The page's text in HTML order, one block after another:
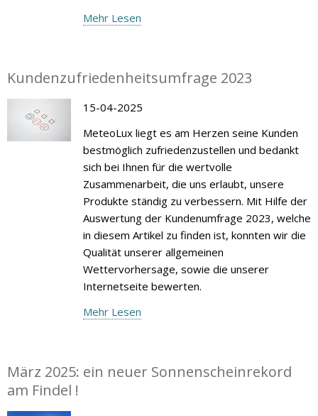
Mehr Lesen
Kundenzufriedenheitsumfrage 2023
15-04-2025
MeteoLux liegt es am Herzen seine Kunden
bestmöglich zufriedenzustellen und bedankt
sich bei Ihnen für die wertvolle
Zusammenarbeit, die uns erlaubt, unsere
Produkte ständig zu verbessern. Mit Hilfe der
Auswertung der Kundenumfrage 2023, welche
in diesem Artikel zu finden ist, konnten wir die
Qualität unserer allgemeinen
Wettervorhersage, sowie die unserer
Internetseite bewerten.
Mehr Lesen
März 2025: ein neuer Sonnenscheinrekord
am Findel !